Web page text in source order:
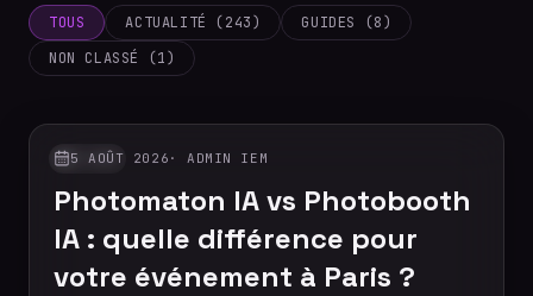
TOUS ACTUALITÉ (243)
GUIDES (8)
NON CLASSÉ (1)
GUIDES
5 AOÛT 2026 ·ADMIN IEM
Photomaton IA vs Photobooth
IA : quelle différence pour
votre événement à Paris ?